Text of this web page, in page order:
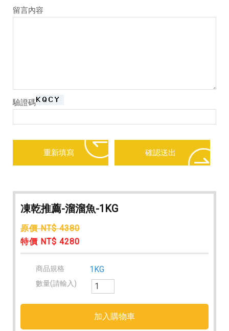
留言內容
驗證碼
凍乾推薦-溜溜魚-1KG
原價 NT$ 4380
特價 NT$ 4280
商品規格 1KG
數量(請輸入)